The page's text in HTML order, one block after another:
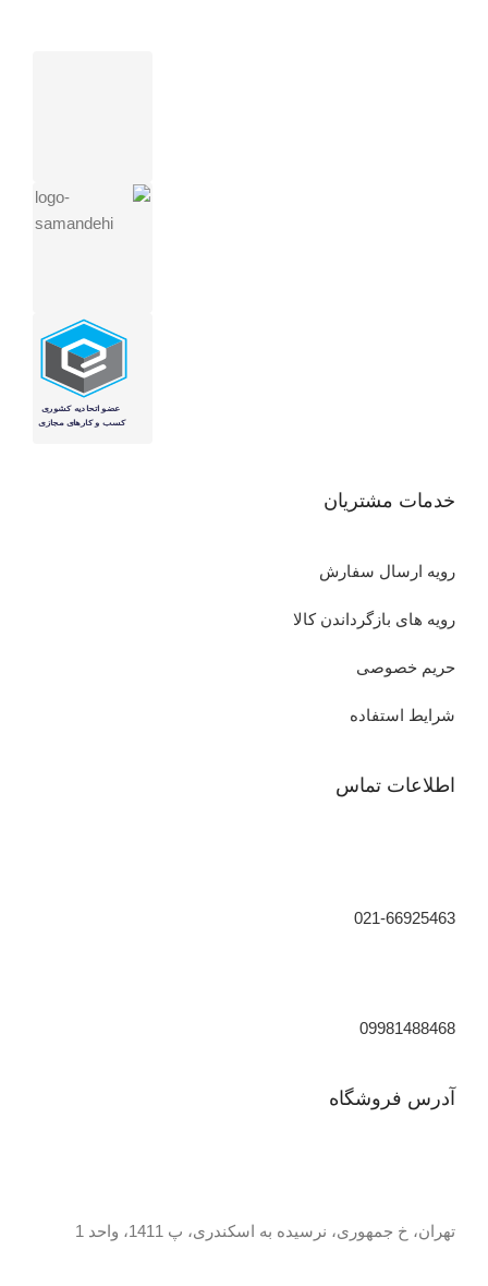
آدرس فروشگاه
تهران، خ جمهوری، نرسیده به اسکندری، پ 1411، واحد 1
اطلاعات تماس
021-66925463
09981488468
خدمات مشتریان
رویه ارسال سفارش
رویه های بازگرداندن کالا
حریم خصوصی
شرایط استفاده